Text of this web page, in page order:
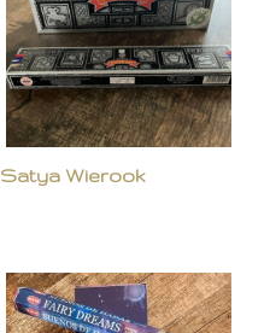
Satya Wierook